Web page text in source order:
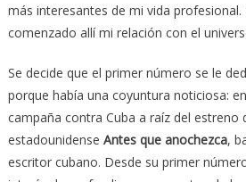
más interesantes de mi vida
comenzado allí mi relación con el
Se decide que el primer número se le
porque había una coyuntura noticiosa:
campaña contra Cuba a raíz del estreno
estadounidense Antes que anochezca,
escritor cubano. Desde su primer